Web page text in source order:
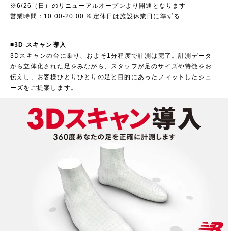
※6/26（日）のリニューアルオープンより開通となります
営業時間：10:00-20:00 ※定休日は施設休業日に準ずる
■3D スキャン導入
3Dスキャンの台に乗り、およそ1分程度で計測は完了。計測データ
から立体化された足をみながら、スタッフが足のサイズや特徴をお
伝えし、お客様ひとりひとりの足と目的にあったフィットしたシュ
ーズをご提案します。